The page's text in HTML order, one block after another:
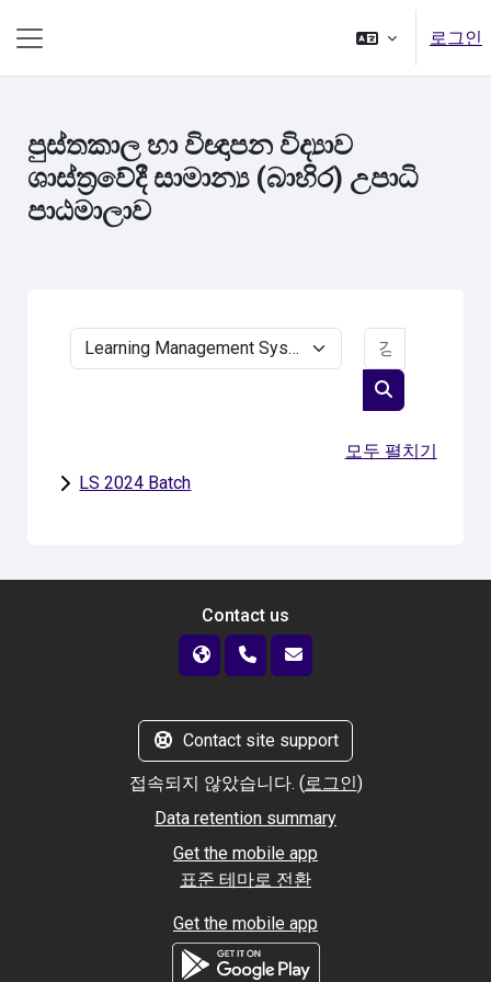
로그인
පුස්තකාල හා විඥාපන විද්‍යාව
ශාස්ත්‍රවේදී සාමාන්‍ය (බාහිර) උපාධි
පාඨමාලාව
강좌 범주
강좌 찾기
모두 펼치기
LS 2024 Batch
Contact us
Contact site support
접속되지 않았습니다. (로그인)
Data retention summary
Get the mobile app
표준 테마로 전환
Get the mobile app